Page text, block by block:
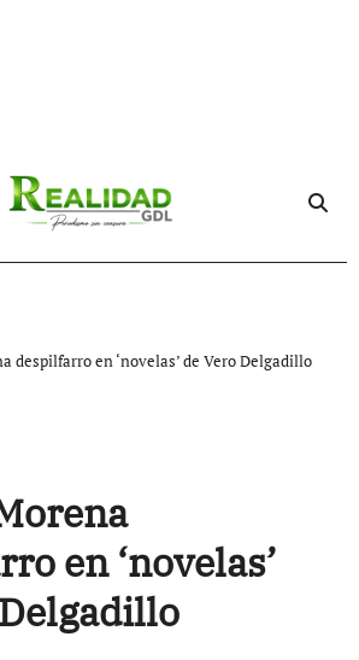
despilfarro en ‘novelas’ de Vero Delgadillo
en ‘novelas’